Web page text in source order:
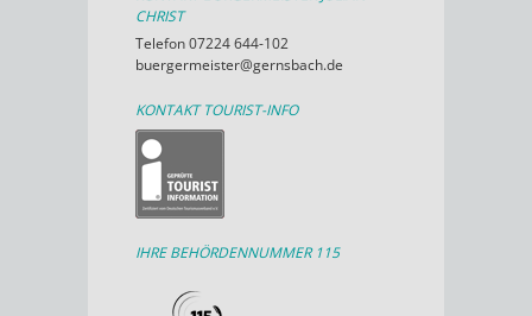
CHRIST
Telefon 07224 644-102
buergermeister@gernsbach.de
KONTAKT TOURIST-INFO
IHRE BEHÖRDENNUMMER 115